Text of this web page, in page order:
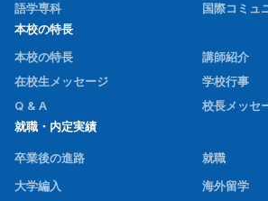
語学専科
国際コミュ
本校の特長
本校の特長
講師紹介
在校生メッセージ
学校行事
Q & A
校長メッセ
就職・内定実績
卒業後の進路
就職
大学編入
海外留学